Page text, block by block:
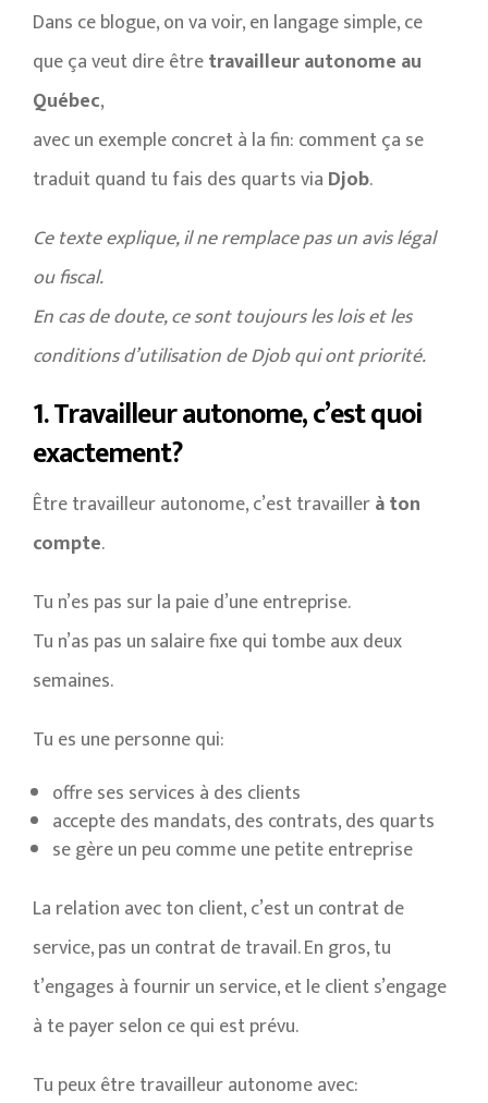
Dans ce blogue, on va voir, en langage simple, ce
que ça veut dire êtretravailleur autonome au
Québec,
avec un exemple concret à la fin: comment ça se
traduit quand tu fais des quarts via Djob.
Ce texte explique, il ne remplace pas un avis légal
ou fiscal.
En cas de doute, ce sont toujours les lois et les
conditions d’utilisation de Djob qui ont priorité.
1. Travailleur autonome, c’est quoi
exactement?
Être travailleur autonome, c’est travaillerà ton
compte.
Tu n’es pas sur la paie d’une entreprise.
Tu n’as pas un salaire fixe qui tombe aux deux
semaines.
Tu es une personne qui:
offre ses services à des clients
accepte des mandats, des contrats, des quarts
se gère un peu comme une petite entreprise
La relation avec ton client, c’est un contrat de
service, pas un contrat de travail. En gros, tu
t’engages à fournir un service, et le client s’engage
à te payer selon ce qui est prévu.
Tu peux être travailleur autonome avec: